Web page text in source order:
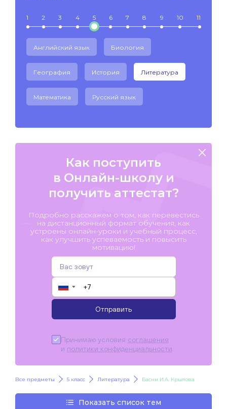
1 2 3 4 5 6 7 8 9 10 11
Английский язык Биология
География История Литература
Математика Русский язык
Как поступить
в Онлайн-школу и
получить аттестат?
Подробно расскажем о том, как перевестись
на дистанционный формат обучения, как
устроены онлайн-уроки и учебный процесс,
как улучшить успеваемость и повысить
мотивацию!
▼
Отправить
Принимаю условия соглашения
и политики конфиденциальности
Все предметы 5 класс Литература Басни И.А. Крылова
Показать список тем